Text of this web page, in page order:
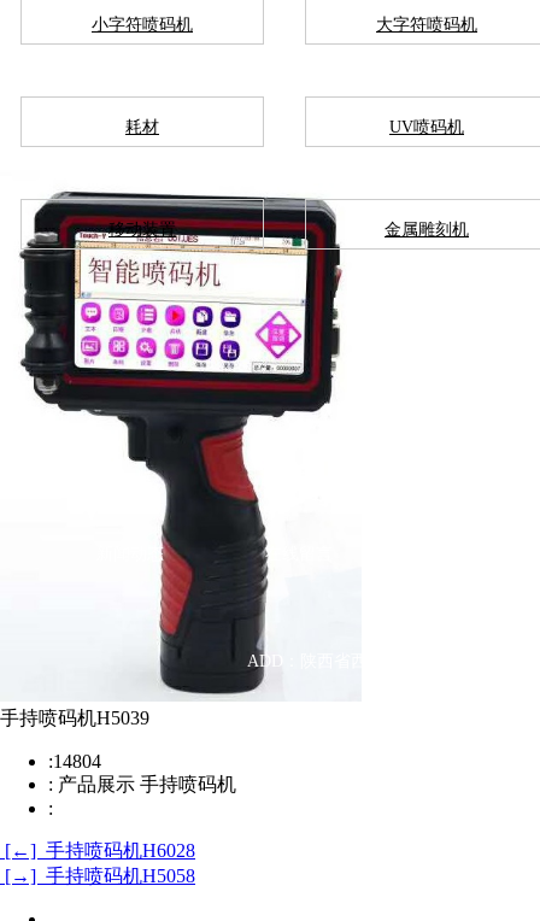
小字符喷码机 大字符喷码机
耗材 UV喷码机
移动装置 金属雕刻机
手持喷码机H5039
:14804
: 产品展示 手持喷码机
:
[←] 手持喷码机H6028
[→] 手持喷码机H5058
新闻动态 在线留言
ADD